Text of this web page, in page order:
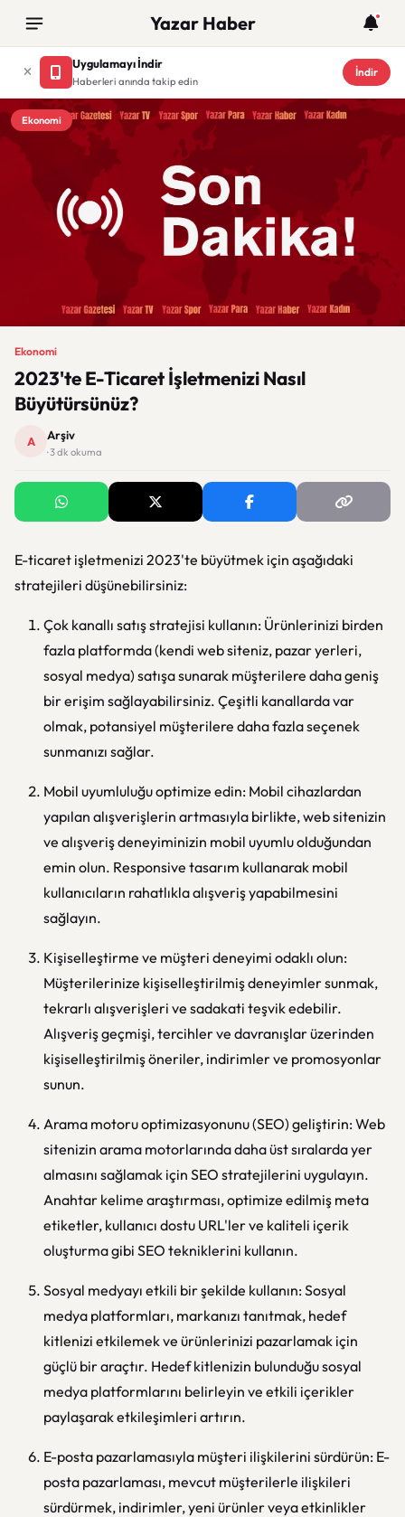
Yazar Haber
Uygulamayı İndir
Haberleri anında takip edin
İndir
Ekonomi
Ekonomi
2023'te E-Ticaret İşletmenizi Nasıl
Büyütürsünüz?
A Arşiv
· 3 dk okuma
E-ticaret işletmenizi 2023'te büyütmek için aşağıdaki
stratejileri düşünebilirsiniz:
Çok kanallı satış stratejisi kullanın: Ürünlerinizi birden
fazla platformda (kendi web siteniz, pazar yerleri,
sosyal medya) satışa sunarak müşterilere daha geniş
bir erişim sağlayabilirsiniz. Çeşitli kanallarda var
olmak, potansiyel müşterilere daha fazla seçenek
sunmanızı sağlar.
Mobil uyumluluğu optimize edin: Mobil cihazlardan
yapılan alışverişlerin artmasıyla birlikte, web sitenizin
ve alışveriş deneyiminizin mobil uyumlu olduğundan
emin olun. Responsive tasarım kullanarak mobil
kullanıcıların rahatlıkla alışveriş yapabilmesini
sağlayın.
Kişiselleştirme ve müşteri deneyimi odaklı olun:
Müşterilerinize kişiselleştirilmiş deneyimler sunmak,
tekrarlı alışverişleri ve sadakati teşvik edebilir.
Alışveriş geçmişi, tercihler ve davranışlar üzerinden
kişiselleştirilmiş öneriler, indirimler ve promosyonlar
sunun.
Arama motoru optimizasyonunu (SEO) geliştirin: Web
sitenizin arama motorlarında daha üst sıralarda yer
almasını sağlamak için SEO stratejilerini uygulayın.
Anahtar kelime araştırması, optimize edilmiş meta
etiketler, kullanıcı dostu URL'ler ve kaliteli içerik
oluşturma gibi SEO tekniklerini kullanın.
Sosyal medyayı etkili bir şekilde kullanın: Sosyal
medya platformları, markanızı tanıtmak, hedef
kitlenizi etkilemek ve ürünlerinizi pazarlamak için
güçlü bir araçtır. Hedef kitlenizin bulunduğu sosyal
medya platformlarını belirleyin ve etkili içerikler
paylaşarak etkileşimleri artırın.
E-posta pazarlamasıyla müşteri ilişkilerini sürdürün: E-
posta pazarlaması, mevcut müşterilerle ilişkileri
sürdürmek, indirimler, yeni ürünler veya etkinlikler